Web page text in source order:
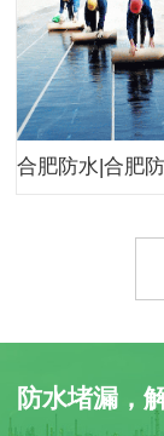
防水堵漏，